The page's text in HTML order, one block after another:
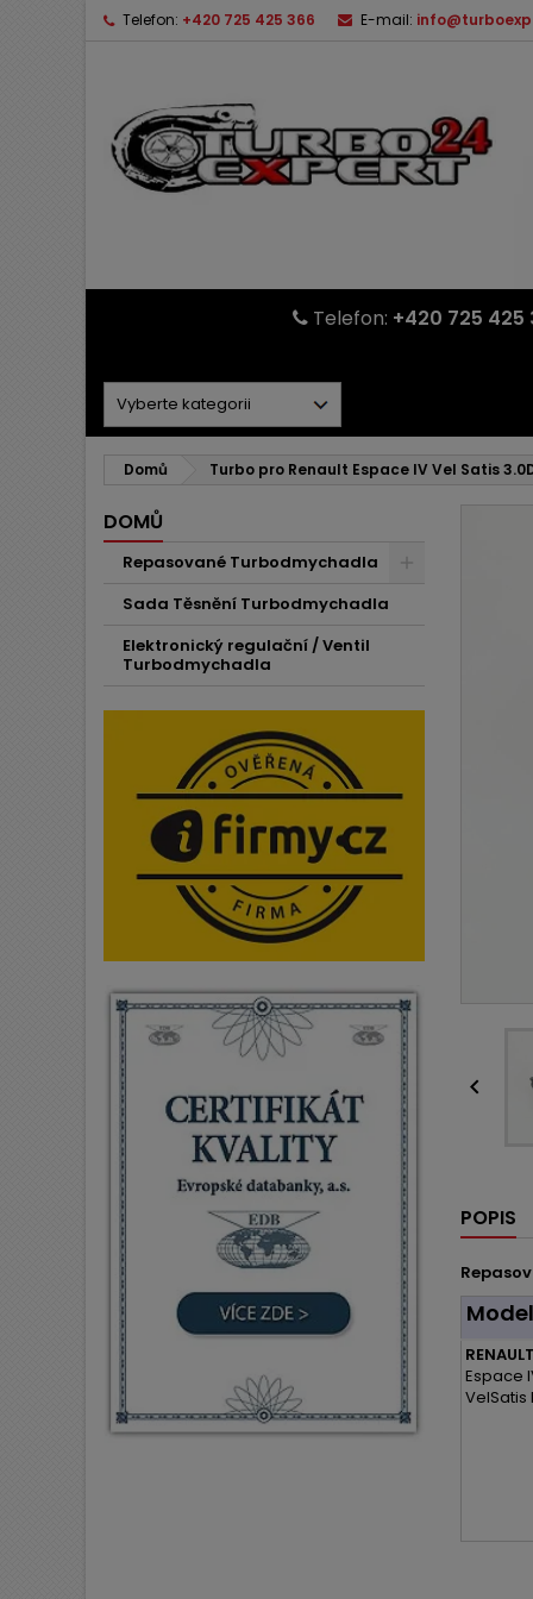
Telefon: +420 725 425 366 E-mail:
Telefon: +420 725 425
Domů Turbo pro Renault Espace IV Vel Satis
DOMŮ
Repasované Turbodmychadla
Sada Těsnění Turbodmychadla
Elektronický regulační / Ventil
Turbodmychadla

POPIS
Model
Espace
VelSatis